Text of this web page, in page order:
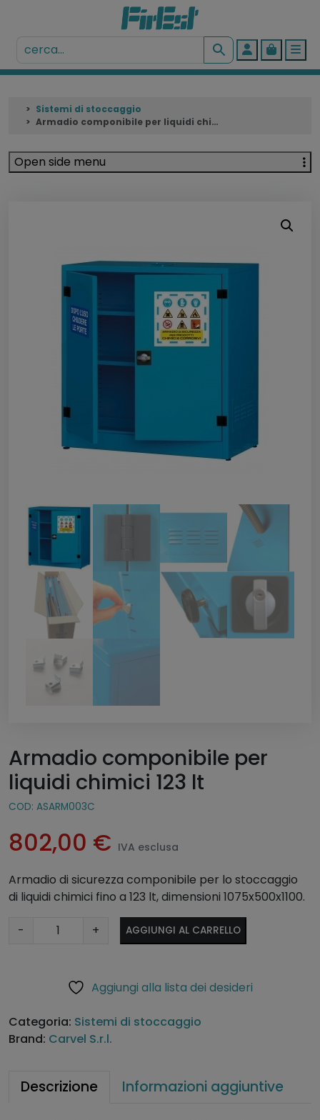
Account
Cart
Sistemi di stoccaggio
Armadio componibile per liquidi chimici 123 lt
Armadio componibile per
liquidi chimici 123 lt
COD: ASARM003C
802,00 € IVA esclusa
Armadio di sicurezza componibile per lo stoccaggio
di liquidi chimici fino a 123 lt, dimensioni 1075x500x1100.
-
o
c
+ AGGIUNGI AL CARRELLO
ti
v
Aggiungi alla lista dei desideri
Categoria: Sistemi di stoccaggio
Brand: Carvel S.r.l.
Descrizione Informazioni aggiuntive
Open side menu